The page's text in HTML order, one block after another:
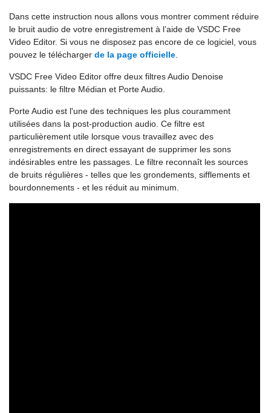
Dans cette instruction nous allons vous montrer comment réduire
le bruit audio de votre enregistrement à l’aide de VSDC Free
Video Editor. Si vous ne disposez pas encore de ce logiciel, vous
pouvez le télécharger de la page officielle
VSDC Free Video Editor offre deux filtres Audio Denoise
puissants: le filtre Médian et Porte Audio.
Porte Audio est l'une des techniques les plus couramment
utilisées dans la post-production audio. Ce filtre est
particulièrement utile lorsque vous travaillez avec des
enregistrements en direct essayant de supprimer les sons
indésirables entre les passages. Le filtre reconnaît les sources
de bruits régulières - telles que les grondements, sifflements et
bourdonnements - et les réduit au minimum.